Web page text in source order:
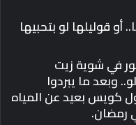
قوليلها لو بتحبيها
في شوية زيت
وبعد ما يبردوا
بعيد عن المياه
رمضان.